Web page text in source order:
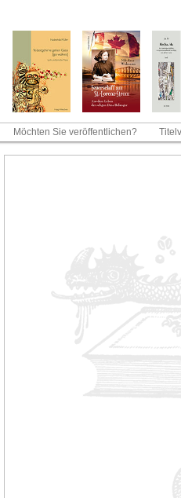
Möchten Sie veröffentlichen?